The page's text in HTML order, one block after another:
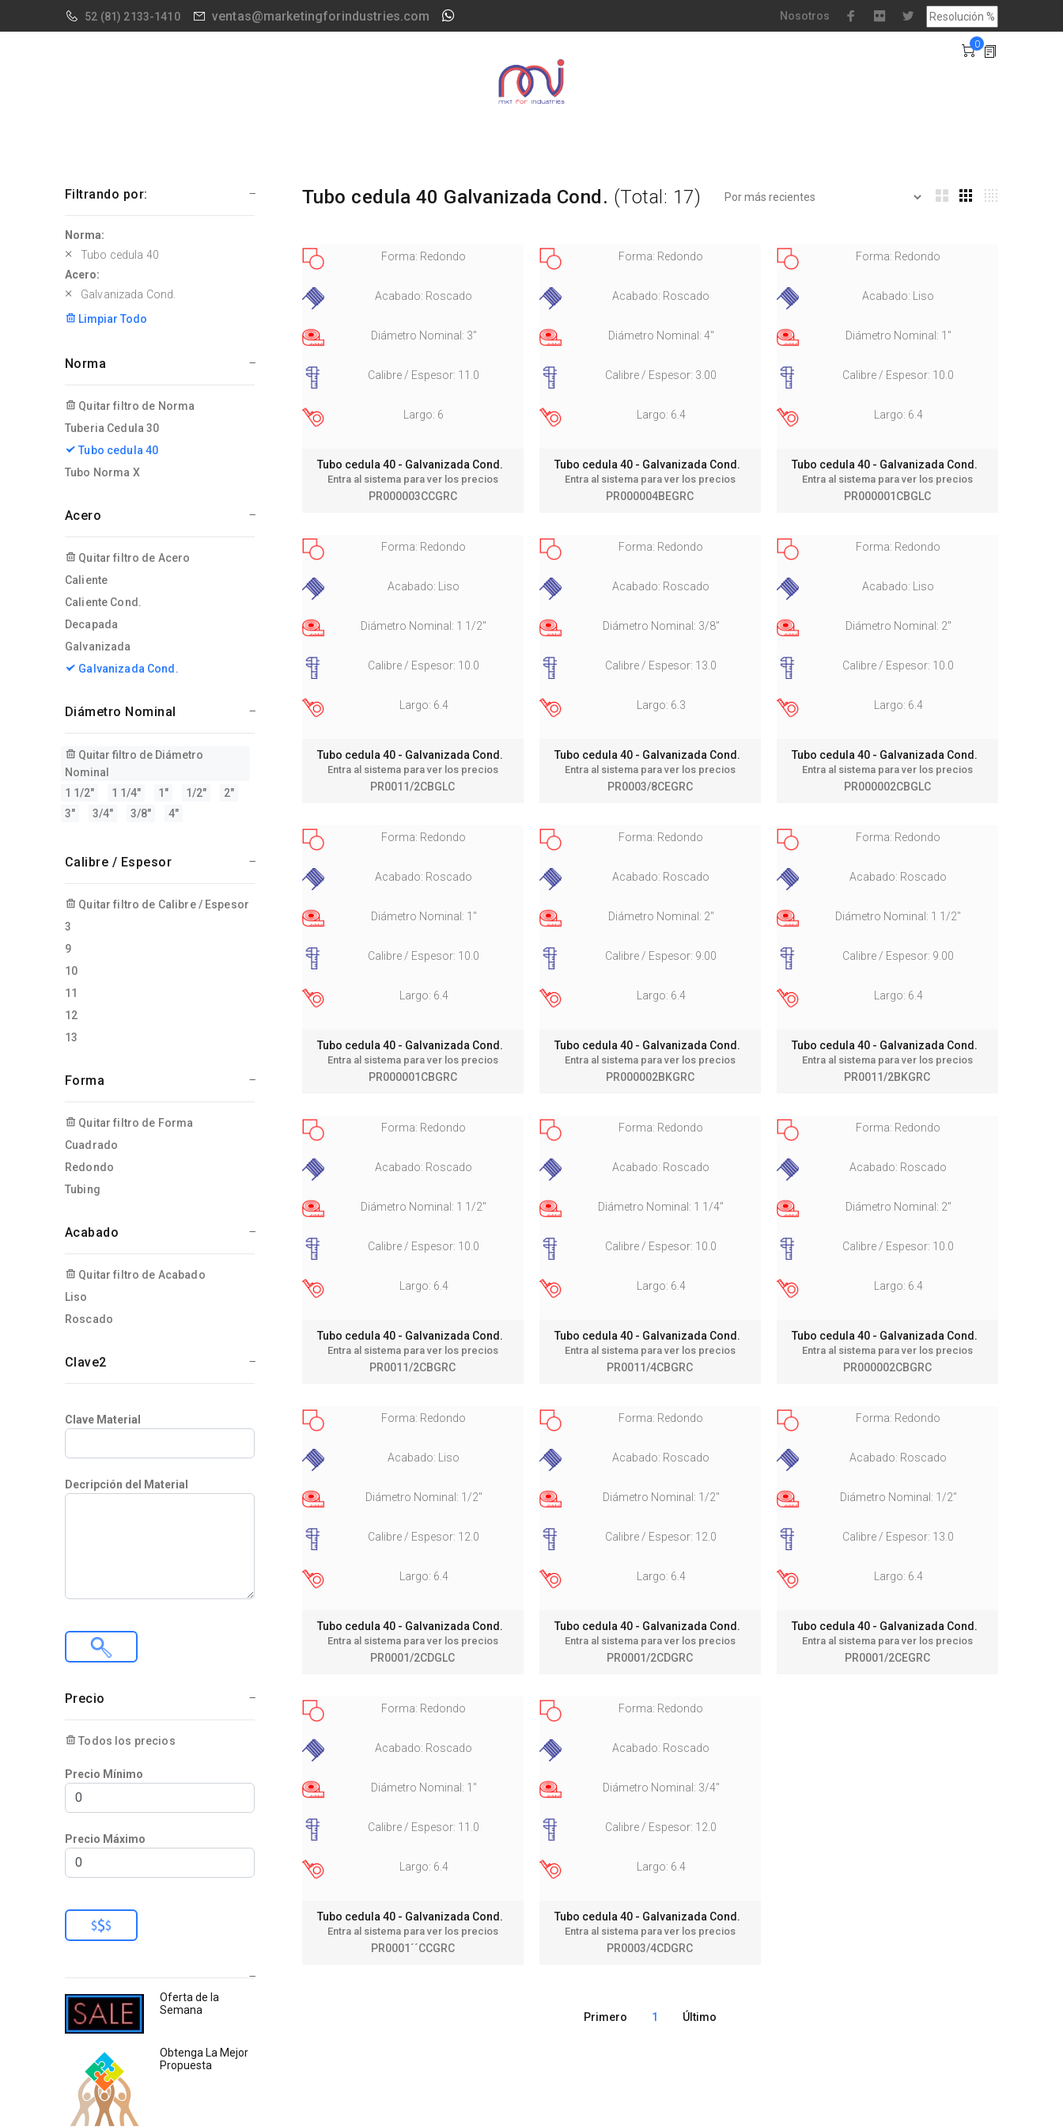
52 (81) 2133-1410 ventas@marketingforindustries.com Nosotros
0
Filtrando por:
Norma:
Tubo cedula 40
Acero:
Galvanizada Cond.
Limpiar Todo
Norma
Quitar filtro de Norma
Tuberia Cedula 30
Tubo cedula 40
Tubo Norma X
Acero
Quitar filtro de Acero
Caliente
Caliente Cond.
Decapada
Galvanizada
Galvanizada Cond.
Diámetro Nominal
Quitar filtro de Diámetro
Nominal
1 1/2"
1 1/4" 1" 1/2"
2"
3"
3/4" 3/8" 4"
Calibre / Espesor
Quitar filtro de Calibre / Espesor
3
9
10
11
12
13
Forma
Quitar filtro de Forma
Cuadrado
Redondo
Tubing
Acabado
Quitar filtro de Acabado
Liso
Roscado
Clave2
Clave Material
Decripción del Material
Precio
Todos los precios
Precio Mínimo
Precio Máximo
Oferta de la
Semana
Obtenga La Mejor
Propuesta
Tubo cedula 40 Galvanizada Cond. (Total: 17)
Forma: Redondo
Acabado: Roscado
Diámetro Nominal: 3"
Calibre / Espesor: 11.0
Largo: 6
Tubo cedula 40 - Galvanizada Cond.
Entra al sistema para ver los precios
PR000003CCGRC
Forma: Redondo
Acabado: Roscado
Diámetro Nominal: 4"
Calibre / Espesor: 3.00
Largo: 6.4
Tubo cedula 40 - Galvanizada Cond.
Entra al sistema para ver los precios
PR000004BEGRC
Forma: Redondo
Acabado: Liso
Diámetro Nominal: 1"
Calibre / Espesor: 10.0
Largo: 6.4
Tubo cedula 40 - Galvanizada Cond.
Entra al sistema para ver los precios
PR000001CBGLC
Forma: Redondo
Acabado: Liso
Diámetro Nominal: 1 1/2"
Calibre / Espesor: 10.0
Largo: 6.4
Tubo cedula 40 - Galvanizada Cond.
Entra al sistema para ver los precios
PR0011/2CBGLC
Forma: Redondo
Acabado: Roscado
Diámetro Nominal: 3/8"
Calibre / Espesor: 13.0
Largo: 6.3
Tubo cedula 40 - Galvanizada Cond.
Entra al sistema para ver los precios
PR0003/8CEGRC
Forma: Redondo
Acabado: Liso
Diámetro Nominal: 2"
Calibre / Espesor: 10.0
Largo: 6.4
Tubo cedula 40 - Galvanizada Cond.
Entra al sistema para ver los precios
PR000002CBGLC
Forma: Redondo
Acabado: Roscado
Diámetro Nominal: 1"
Calibre / Espesor: 10.0
Largo: 6.4
Tubo cedula 40 - Galvanizada Cond.
Entra al sistema para ver los precios
PR000001CBGRC
Forma: Redondo
Acabado: Roscado
Diámetro Nominal: 2"
Calibre / Espesor: 9.00
Largo: 6.4
Tubo cedula 40 - Galvanizada Cond.
Entra al sistema para ver los precios
PR000002BKGRC
Forma: Redondo
Acabado: Roscado
Diámetro Nominal: 1 1/2"
Calibre / Espesor: 9.00
Largo: 6.4
Tubo cedula 40 - Galvanizada Cond.
Entra al sistema para ver los precios
PR0011/2BKGRC
Forma: Redondo
Acabado: Roscado
Diámetro Nominal: 1 1/2"
Calibre / Espesor: 10.0
Largo: 6.4
Tubo cedula 40 - Galvanizada Cond.
Entra al sistema para ver los precios
PR0011/2CBGRC
Forma: Redondo
Acabado: Roscado
Diámetro Nominal: 1 1/4"
Calibre / Espesor: 10.0
Largo: 6.4
Tubo cedula 40 - Galvanizada Cond.
Entra al sistema para ver los precios
PR0011/4CBGRC
Forma: Redondo
Acabado: Roscado
Diámetro Nominal: 2"
Calibre / Espesor: 10.0
Largo: 6.4
Tubo cedula 40 - Galvanizada Cond.
Entra al sistema para ver los precios
PR000002CBGRC
Forma: Redondo
Acabado: Liso
Diámetro Nominal: 1/2"
Calibre / Espesor: 12.0
Largo: 6.4
Tubo cedula 40 - Galvanizada Cond.
Entra al sistema para ver los precios
PR0001/2CDGLC
Forma: Redondo
Acabado: Roscado
Diámetro Nominal: 1/2"
Calibre / Espesor: 12.0
Largo: 6.4
Tubo cedula 40 - Galvanizada Cond.
Entra al sistema para ver los precios
PR0001/2CDGRC
Forma: Redondo
Acabado: Roscado
Diámetro Nominal: 1/2"
Calibre / Espesor: 13.0
Largo: 6.4
Tubo cedula 40 - Galvanizada Cond.
Entra al sistema para ver los precios
PR0001/2CEGRC
Forma: Redondo
Acabado: Roscado
Diámetro Nominal: 1"
Calibre / Espesor: 11.0
Largo: 6.4
Tubo cedula 40 - Galvanizada Cond.
Entra al sistema para ver los precios
PR0001´´CCGRC
Forma: Redondo
Acabado: Roscado
Diámetro Nominal: 3/4"
Calibre / Espesor: 12.0
Largo: 6.4
Tubo cedula 40 - Galvanizada Cond.
Entra al sistema para ver los precios
PR0003/4CDGRC
Primero 1 Último